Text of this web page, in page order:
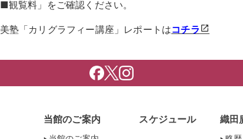
覧料」をご確認ください。
塾「カリグラフィー講座」レポートはコチラ
当館のご案内 スケジュール 織田